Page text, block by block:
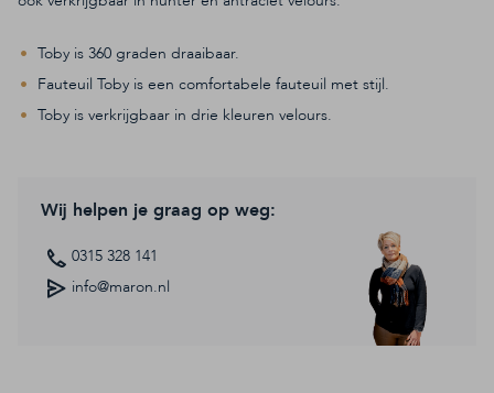
Toby is 360 graden draaibaar.
Fauteuil Toby is een comfortabele fauteuil met stijl.
Toby is verkrijgbaar in drie kleuren velours.
Wij helpen je graag op weg:
0315 328 141
info@maron.nl